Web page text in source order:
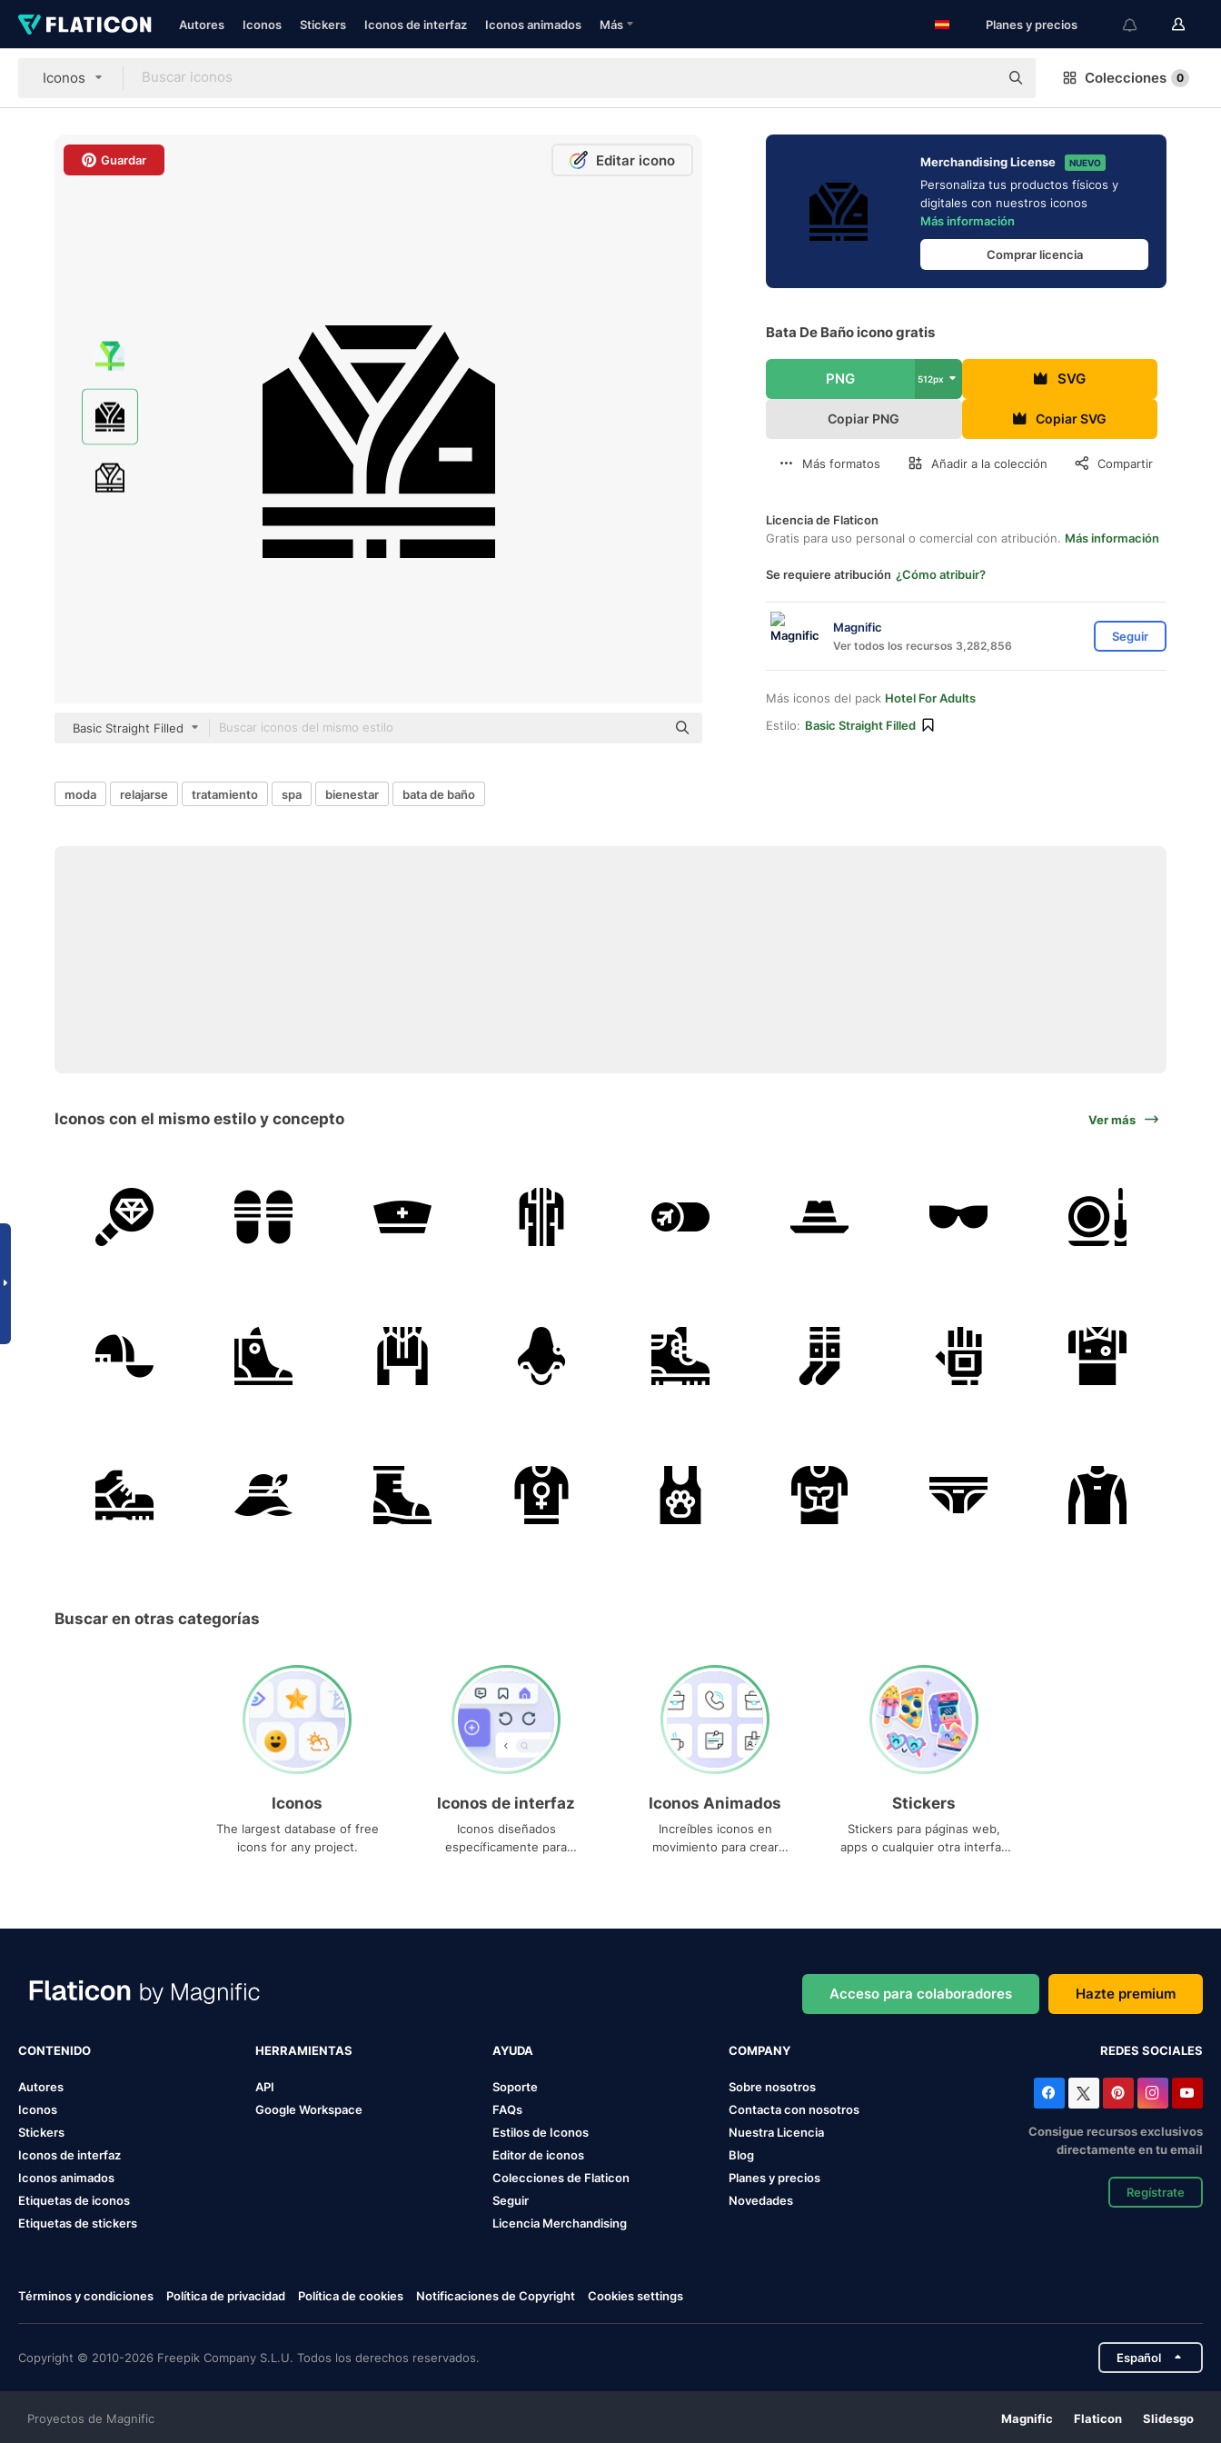
Autores Iconos Stickers Iconos de interfaz Iconos animados Más Planes y precios
Iconos Colecciones 0
Guardar Editar icono
Basic Straight Filled
Merchandising License NUEVO
Personaliza tus productos físicos y
digitales con nuestros iconos
Más información
Comprar licencia
Bata De Baño icono gratis
PNG 512px SVG
Copiar PNG Copiar SVG
Más formatos Añadir a la colección Compartir
Licencia de Flaticon
Gratis para uso personal o comercial con atribución. Más información
Se requiere atribución ¿Cómo atribuir?
Magnific
Ver todos los recursos 3,282,856
Seguir
Más iconos del pack Hotel For Adults
Estilo: Basic Straight Filled
moda relajarse tratamiento spa bienestar bata de baño
Iconos con el mismo estilo y concepto Ver más
Buscar en otras categorías
Iconos
The largest database of free
icons for any project.
Iconos de interfaz
Iconos diseñados
específicamente para
Iconos Animados
Increíbles iconos en
movimiento para crear
Stickers
Stickers para páginas web,
apps o cualquier otra interfaz
Acceso para colaboradores Hazte premium
CONTENIDO
Autores
Iconos
Stickers
Iconos de interfaz
Iconos animados
Etiquetas de iconos
Etiquetas de stickers
HERRAMIENTAS
API
Google Workspace
AYUDA
Soporte
FAQs
Estilos de Iconos
Editor de iconos
Colecciones de Flaticon
Seguir
Licencia Merchandising
COMPANY
Sobre nosotros
Contacta con nosotros
Nuestra Licencia
Blog
Planes y precios
Novedades
REDES SOCIALES
Consigue recursos exclusivos
directamente en tu email
Regístrate
Términos y condiciones Política de privacidad Política de cookies Notificaciones de Copyright Cookies settings
Copyright © 2010-2026 Freepik Company S.L.U. Todos los derechos reservados. Español
Proyectos de Magnific Magnific Flaticon Slidesgo